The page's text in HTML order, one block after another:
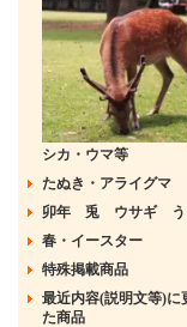
シカ・ウマ等
たぬき・アライグマ
卯年 兎 ウサギ う
春・イースター
特殊掲載商品
最近内容(説明文等)に
た商品